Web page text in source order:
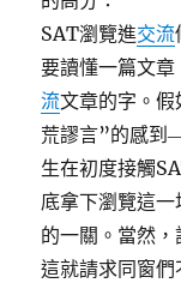
SAT瀏覽進交流
要讀懂一篇文
流文章的字。
荒謬言”的感到
生在初度接觸
底拿下瀏覽這一
的一關。當然，
這就請求同窗